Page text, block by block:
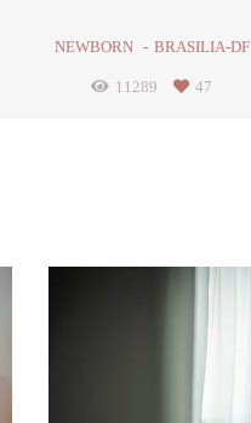
NEWBORN BRASILIA-DF
11289 47